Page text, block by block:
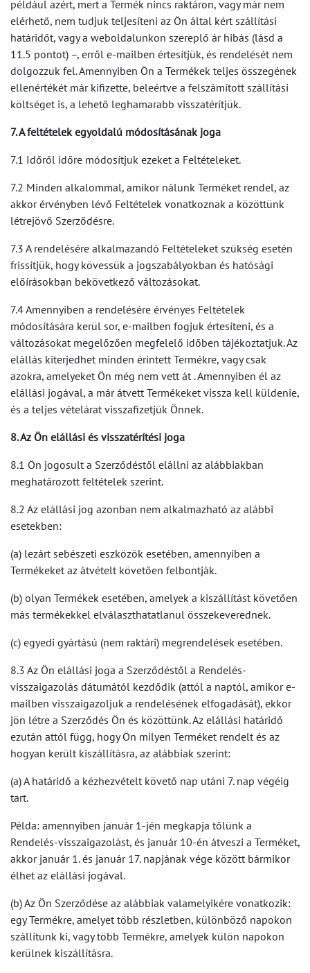
például azért, mert a Termék nincs raktáron, vagy már nem
elérhető, nem tudjuk teljesíteni az Ön által kért szállítási
határidőt, vagy a weboldalunkon szereplő ár hibás (lásd a
11.5 pontot) –, erről e-mailben értesítjük, és rendelését nem
dolgozzuk fel. Amennyiben Ön a Termékek teljes összegének
ellenértékét már kifizette, beleértve a felszámított szállítási
költséget is, a lehető leghamarabb visszatérítjük.
7. A feltételek egyoldalú módosításának joga
7.1 Időről időre módosítjuk ezeket a Feltételeket.
7.2 Minden alkalommal, amikor nálunk Terméket rendel, az
akkor érvényben lévő Feltételek vonatkoznak a közöttünk
létrejövő Szerződésre.
7.3 A rendelésére alkalmazandó Feltételeket szükség esetén
frissítjük, hogy kövessük a jogszabályokban és hatósági
előírásokban bekövetkező változásokat.
7.4 Amennyiben a rendelésére érvényes Feltételek
módosítására kerül sor, e-mailben fogjuk értesíteni, és a
változásokat megelőzően megfelelő időben tájékoztatjuk. Az
elállás kiterjedhet minden érintett Termékre, vagy csak
azokra, amelyeket Ön még nem vett át . Amennyiben él az
elállási jogával, a már átvett Termékeket vissza kell küldenie,
és a teljes vételárat visszafizetjük Önnek.
8. Az Ön elállási és visszatérítési joga
8.1 Ön jogosult a Szerződéstől elállni az alábbiakban
meghatározott feltételek szerint.
8.2 Az elállási jog azonban nem alkalmazható az alábbi
esetekben:
(a) lezárt sebészeti eszközök esetében, amennyiben a
Termékeket az átvételt követően felbontják.
(b) olyan Termékek esetében, amelyek a kiszállítást követően
más termékekkel elválaszthatatlanul összekeverednek.
(c) egyedi gyártású (nem raktári) megrendelések esetében.
8.3 Az Ön elállási joga a Szerződéstől a Rendelés-
visszaigazolás dátumától kezdődik (attól a naptól, amikor e-
mailben visszaigazoljuk a rendelésének elfogadását), ekkor
jön létre a Szerződés Ön és közöttünk. Az elállási határidő
ezután attól függ, hogy Ön milyen Terméket rendelt és az
hogyan került kiszállításra, az alábbiak szerint:
(a) A határidő a kézhezvételt követő nap utáni 7. nap végéig
tart.
Példa: amennyiben január 1-jén megkapja tőlünk a
Rendelés-visszaigazolást, és január 10-én átveszi a Terméket,
akkor január 1. és január 17. napjának vége között bármikor
élhet az elállási jogával.
(b) Az Ön Szerződése az alábbiak valamelyikére vonatkozik:
egy Termékre, amelyet több részletben, különböző napokon
szállítunk ki, vagy több Termékre, amelyek külön napokon
kerülnek kiszállításra.